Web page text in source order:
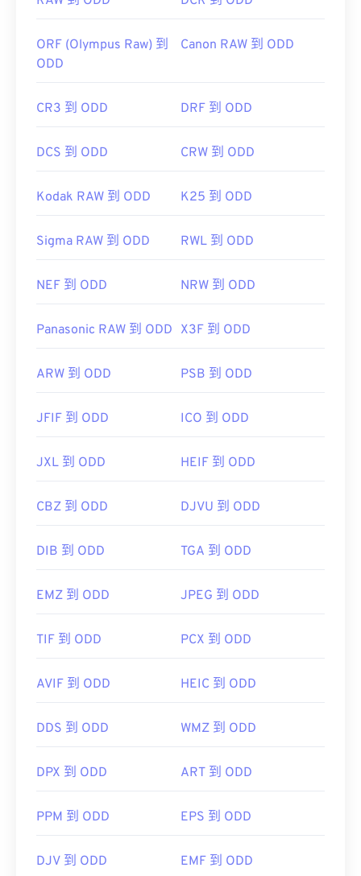
ORF (Olympus Raw) 到
ODD
Canon RAW 到 ODD
CR3 到 ODD DRF 到 ODD
DCS 到 ODD CRW 到 ODD
Kodak RAW 到 ODD K25 到 ODD
Sigma RAW 到 ODD RWL 到 ODD
NEF 到 ODD NRW 到 ODD
Panasonic RAW 到 ODD X3F 到 ODD
ARW 到 ODD PSB 到 ODD
JFIF 到 ODD ICO 到 ODD
JXL 到 ODD HEIF 到 ODD
CBZ 到 ODD DJVU 到 ODD
DIB 到 ODD TGA 到 ODD
EMZ 到 ODD JPEG 到 ODD
TIF 到 ODD PCX 到 ODD
AVIF 到 ODD HEIC 到 ODD
DDS 到 ODD WMZ 到 ODD
DPX 到 ODD ART 到 ODD
PPM 到 ODD EPS 到 ODD
DJV 到 ODD EMF 到 ODD